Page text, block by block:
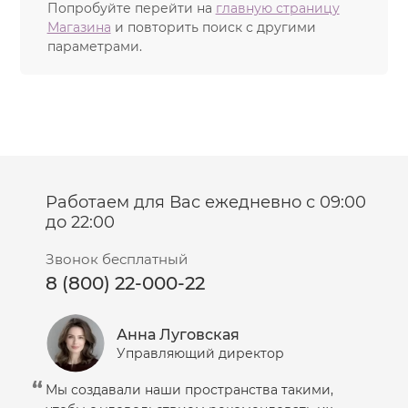
вещества.
Обеспечивает немедленный подтягивающий и
разглаживающий эффект.
Фитоэстрогены из сои, дикого ямса, красного
клевера, красного винограда — растительные
(эстрогенов). Под контролем эстрогенов находится
состояние и внешний вид кожи, секреция сальных
соединительной ткани, синтез коллагена, рост волос.
Понижение уровня эстрогена с возрастом приводит
к ускорению процессов старения.
Фитоэстрогеныобладают широким спектром
Попробуйте перейти на главную страницу
Магазина и повторить поиск с другими
параметрами.
Работаем для Вас ежедневно с 09:00
до 22:00
Звонок бесплатный
8 (800) 22-000-22
Анна Луговская
Управляющий директор
Мы создавали наши пространства такими,